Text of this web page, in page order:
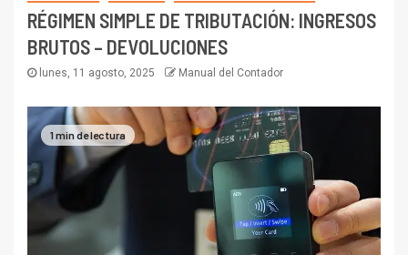
RÉGIMEN SIMPLE DE TRIBUTACIÓN: INGRESOS
BRUTOS – DEVOLUCIONES
lunes, 11 agosto, 2025 Manual del Contador
1 min de lectura